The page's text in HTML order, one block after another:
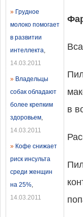
» Грудное
молоко помогает
в развитии
интеллекта,
14.03.2011
» Владельцы
собак обладают
более крепким
здоровьем,
14.03.2011
» Кофе снижает
риск инсульта
среди женщин
на 25%,
14.03.2011
в